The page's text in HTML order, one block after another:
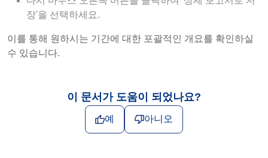
장'을 선택하세요.
이를 통해 원하시는 기간에 대한 포괄적인 개요를 확인하실
수 있습니다.
이 문서가 도움이 되었나요?
예 아니오